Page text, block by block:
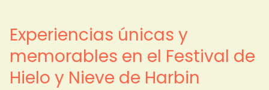
Experiencias únicas y
memorables en el Festival de
Hielo y Nieve de Harbin